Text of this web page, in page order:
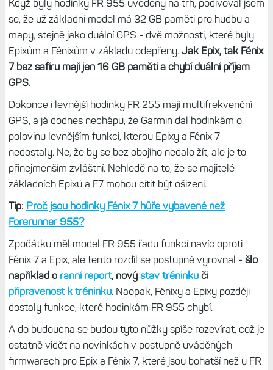
Když byly hodinky FR 955 uvedeny na trh, podivoval jsem
se, že už základní model má 32 GB paměti pro hudbu a
mapy, stejně jako duální GPS - dvě možnosti, které byly
Epixům a Fénixům v základu odepřeny. Jak Epix, tak Fénix
7 bez safíru mají jen 16 GB paměti a chybí duální příjem
GPS.
Dokonce i levnější hodinky FR 255 mají multifrekvenční
GPS, a já dodnes nechápu, že Garmin dal hodinkám o
polovinu levnějším funkci, kterou Epixy a Fénix 7
nedostaly. Ne, že by se bez obojího nedalo žít, ale je to
přinejmenším zvláštní. Nehledě na to, že se majitelé
základních Epixů a F7 mohou cítit být ošizeni.
Tip: Proč jsou hodinky Fénix 7 hůře vybavené než
Forerunner 955?
Zpočátku měl model FR 955 řadu funkcí navíc oproti
Fénix 7 a Epix, ale tento rozdíl se postupně vyrovnal - šlo
například o ranní report, nový stav tréninkuči
připravenost k tréninku.Naopak, Fénixy a Epixy později
dostaly funkce, které hodinkám FR 955 chybí.
A do budoucna se budou tyto nůžky spíše rozevírat, což je
ostatně vidět na novinkách v postupně uváděných
firmwarech pro Epix a Fénix 7, které jsou bohatší než u FR